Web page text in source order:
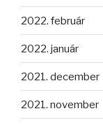
2022. február
2022. január
2021. december
2021. november